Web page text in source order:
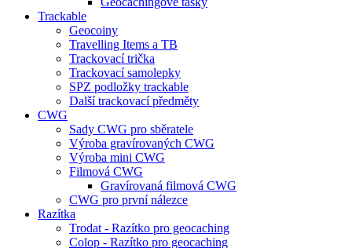
Trackable
Geocoiny
Travelling Items a TB
Trackovací trička
Trackovací samolepky
SPZ podložky trackable
Další trackovací předměty
CWG
Sady CWG pro sběratele
Výroba gravírovaných CWG
Výroba mini CWG
Filmová CWG
Gravírovaná filmová CWG
CWG pro první nálezce
Razítka
Trodat - Razítko pro geocaching
Colop - Razítko pro geocaching